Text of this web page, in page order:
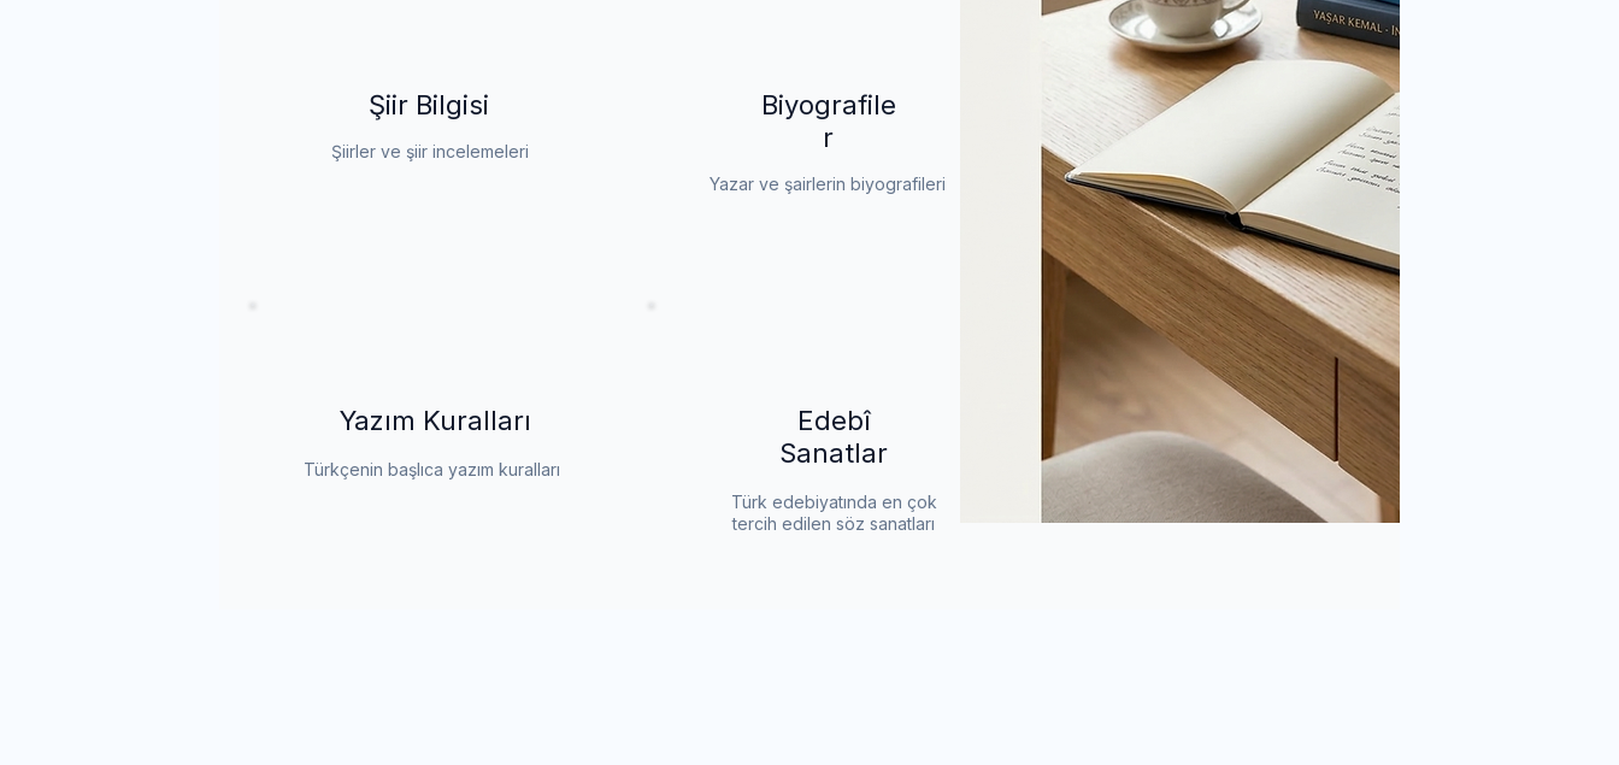
Şiir Bilgisi
Şiirler ve şiir incelemeleri
Biyografile
r
Yazar ve şairlerin biyografileri
Yazım Kuralları
Türkçenin başlıca yazım kuralları
Edebî
Sanatlar
Türk edebiyatında en çok
tercih edilen söz sanatları